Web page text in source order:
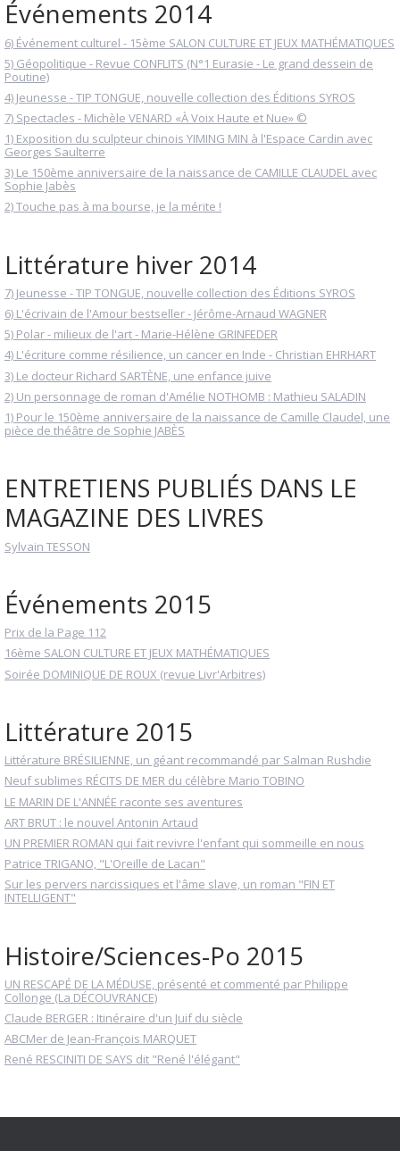
Événements 2014
6) Événement culturel - 15ème SALON CULTURE ET JEUX MATHÉMATIQUES
5) Géopolitique - Revue CONFLITS (N°1 Eurasie - Le grand dessein de
Poutine)
4) Jeunesse - TIP TONGUE, nouvelle collection des Éditions SYROS
7) Spectacles - Michèle VENARD «À Voix Haute et Nue» ©
1) Exposition du sculpteur chinois YIMING MIN à l'Espace Cardin avec
Georges Saulterre
3) Le 150ème anniversaire de la naissance de CAMILLE CLAUDEL avec
Sophie Jabès
2) Touche pas à ma bourse, je la mérite !
Littérature hiver 2014
7) Jeunesse - TIP TONGUE, nouvelle collection des Éditions SYROS
6) L'écrivain de l'Amour bestseller - Jérôme-Arnaud WAGNER
5) Polar - milieux de l'art - Marie-Hélène GRINFEDER
4) L'écriture comme résilience, un cancer en Inde - Christian EHRHART
3) Le docteur Richard SARTÈNE, une enfance juive
2) Un personnage de roman d'Amélie NOTHOMB : Mathieu SALADIN
1) Pour le 150ème anniversaire de la naissance de Camille Claudel, une
pièce de théâtre de Sophie JABÈS
ENTRETIENS PUBLIÉS DANS LE
MAGAZINE DES LIVRES
Sylvain TESSON
Événements 2015
Prix de la Page 112
16ème SALON CULTURE ET JEUX MATHÉMATIQUES
Soirée DOMINIQUE DE ROUX (revue Livr'Arbitres)
Littérature 2015
Littérature BRÉSILIENNE, un géant recommandé par Salman Rushdie
Neuf sublimes RÉCITS DE MER du célèbre Mario TOBINO
LE MARIN DE L'ANNÉE raconte ses aventures
ART BRUT : le nouvel Antonin Artaud
UN PREMIER ROMAN qui fait revivre l'enfant qui sommeille en nous
Patrice TRIGANO, "L'Oreille de Lacan"
Sur les pervers narcissiques et l'âme slave, un roman "FIN ET
INTELLIGENT"
Histoire/Sciences-Po 2015
UN RESCAPÉ DE LA MÉDUSE, présenté et commenté par Philippe
Collonge (La DÉCOUVRANCE)
Claude BERGER : Itinéraire d'un Juif du siècle
ABCMer de Jean-François MARQUET
René RESCINITI DE SAYS dit "René l'élégant"